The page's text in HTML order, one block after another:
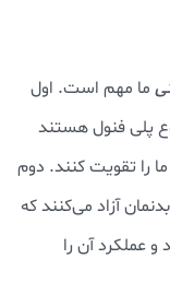
ما مهم است. اول
پلی فنول هستند
را تقویت کنند. دوم
آزاد می‌کنند که
عملکرد آن را